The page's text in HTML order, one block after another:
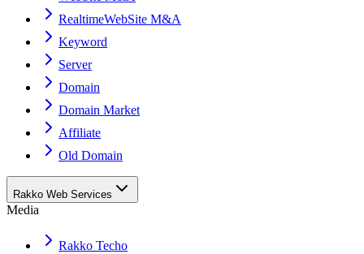
RealtimeWebSite M&A
Keyword
Server
Domain
Domain Market
Affiliate
Old Domain
Rakko Web Services
Media
Rakko Techo